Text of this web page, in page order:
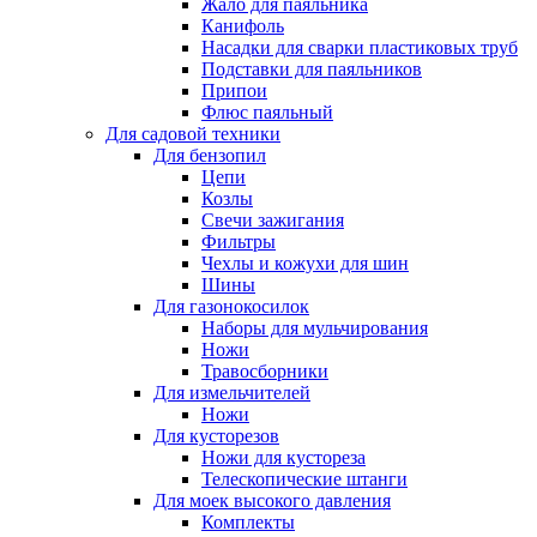
Жало для паяльника
Канифоль
Насадки для сварки пластиковых труб
Подставки для паяльников
Припои
Флюс паяльный
Для садовой техники
Для бензопил
Цепи
Козлы
Свечи зажигания
Фильтры
Чехлы и кожухи для шин
Шины
Для газонокосилок
Наборы для мульчирования
Ножи
Травосборники
Для измельчителей
Ножи
Для кусторезов
Ножи для кустореза
Телескопические штанги
Для моек высокого давления
Комплекты